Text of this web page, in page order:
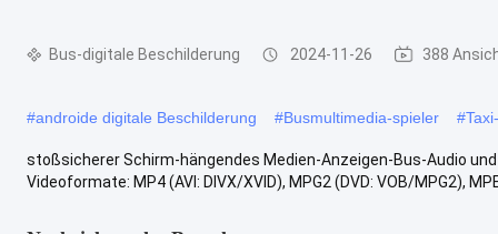
Bus-digitale Beschilderung 2024-11-26 388
#androide digitale Beschilderung #Busmultimedia-spieler #
stoßsicherer Schirm-hängendes Medien-Anzeigen-Bus-Audio
Videoformate: MP4 (AVI: DIVX/XVID), MPG2 (DVD: VOB/MPG2),